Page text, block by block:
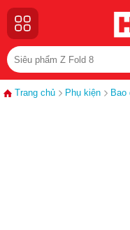
Trang chủ Phụ kiện Bao